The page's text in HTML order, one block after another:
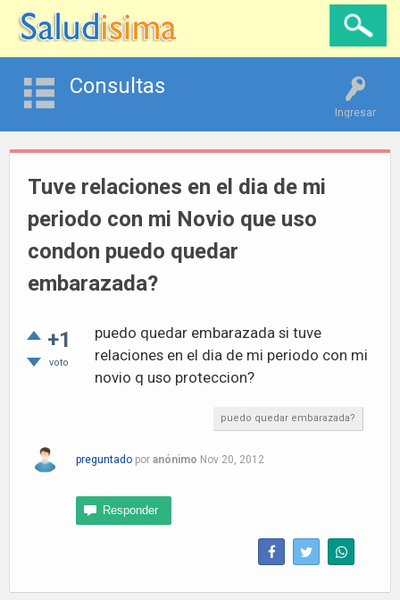
Ingresar
Consultas
Tuve relaciones en el dia de mi
periodo con mi Novio que uso
condon puedo quedar
embarazada?
+1
voto
puedo quedar embarazada si tuve
relaciones en el dia de mi periodo con mi
novio q uso proteccion?
puedo quedar embarazada?
preguntado por anónimo Nov 20, 2012